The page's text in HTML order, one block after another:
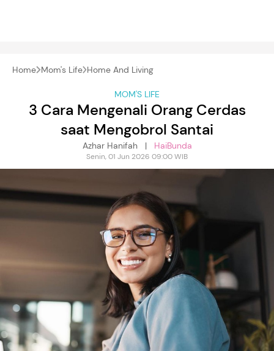
Home Mom's Life Home And Living
MOM'S LIFE
3 Cara Mengenali Orang Cerdas
saat Mengobrol Santai
Azhar Hanifah | HaiBunda
Senin, 01 Jun 2026 09:00 WIB